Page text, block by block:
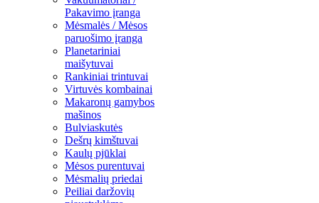
Pakavimo įranga
Mėsmalės / Mėsos
paruošimo įranga
Planetariniai
maišytuvai
Rankiniai trintuvai
Virtuvės kombainai
Makaronų gamybos
mašinos
Bulviaskutės
Dešrų kimštuvai
Kaulų pjūklai
Mėsos purentuvai
Mėsmalių priedai
Peiliai daržovių